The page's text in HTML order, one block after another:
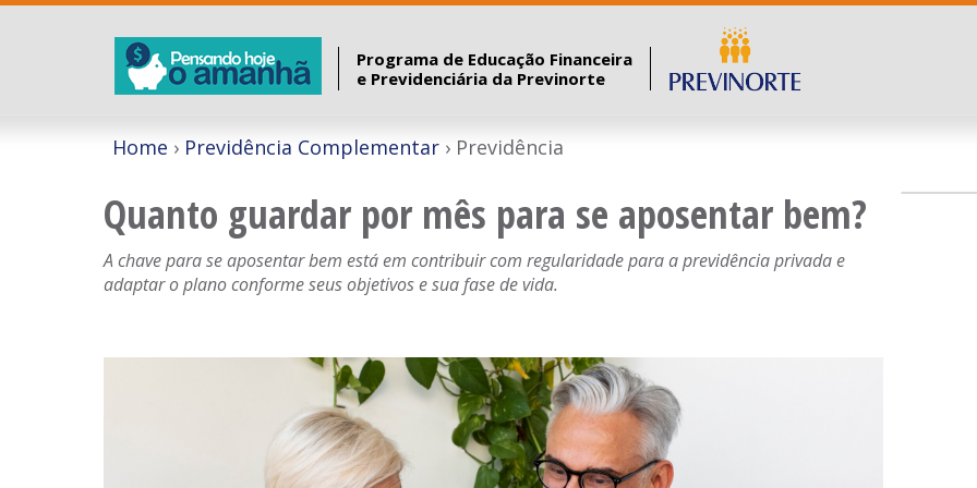
Programa de Educação Financeira
e Previdenciária da Previnorte
Home Previdência Complementar Previdência
Quanto guardar por mês para se aposentar bem?
A chave para se aposentar bem está em contribuir com regularidade para a previdência privada e
adaptar o plano conforme seus objetivos e sua fase de vida.